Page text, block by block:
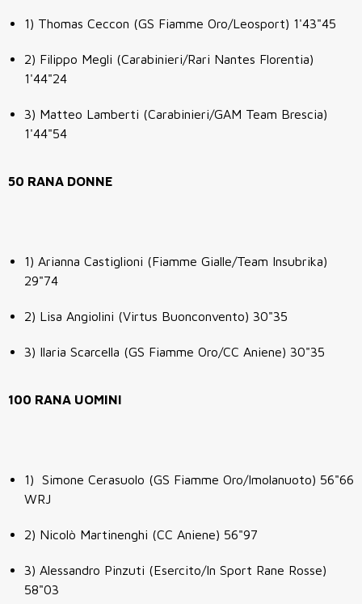
1) Thomas Ceccon (GS Fiamme Oro/Leosport) 1'43"45
2) Filippo Megli (Carabinieri/Rari Nantes Florentia)
1'44"24
3) Matteo Lamberti (Carabinieri/GAM Team Brescia)
1'44"54
50 RANA DONNE
1) Arianna Castiglioni (Fiamme Gialle/Team Insubrika)
29"74
2) Lisa Angiolini (Virtus Buonconvento) 30"35
3) Ilaria Scarcella (GS Fiamme Oro/CC Aniene) 30"35
100 RANA UOMINI
1) Simone Cerasuolo (GS Fiamme Oro/Imolanuoto) 56"66
WRJ
2) Nicolò Martinenghi (CC Aniene) 56"97
3) Alessandro Pinzuti (Esercito/In Sport Rane Rosse)
58"03